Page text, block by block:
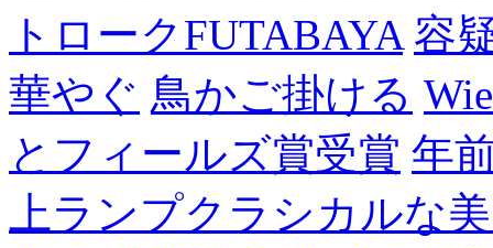
トロークFUTABAYA 容
華やぐ 鳥かご掛ける
とフィールズ賞受賞 年
上ランプクラシカルな